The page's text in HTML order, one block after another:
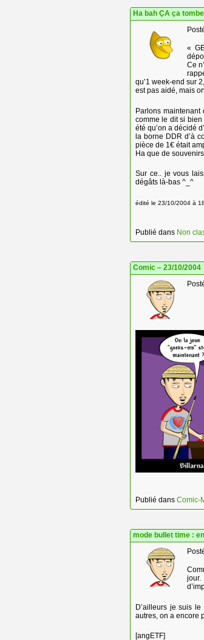
Ha bah ÇA ça
«
Ce
qu’1 week-end sur
est pas aidé, mais
Parlons
comme le dit si bien
été qu’on a décidé
la borne DDR d’à
pièce de 1€ était
Ha que de
Sur ce.. je vous
dégâts là-bas ^_^
édité le 23/10/2004 à
Publié dans Non
Comic – 23/10/2004
Publié dans Comic-
mode bullet time :
D’ailleurs je suis
autres, on a encore
[angETF]